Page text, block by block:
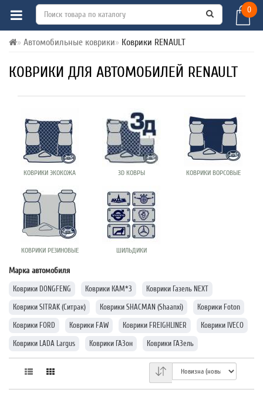
0
Автомобильные коврики Коврики RENAULT
КОВРИКИ ДЛЯ АВТОМОБИЛЕЙ RENAULT
КОВРИКИ ЭКОКОЖА 3D КОВРЫ КОВРИКИ ВОРСОВЫЕ
КОВРИКИ РЕЗИНОВЫЕ ШИЛЬДИКИ
Марка автомобиля
Коврики DONGFENG Коврики КАМ*З Коврики Газель NEXT
Коврики SITRAK (Ситрак) Коврики SHACMAN (Shaanxi) Коврики Foton
Коврики FORD Коврики FAW Коврики FREIGHLINER Коврики IVECO
Коврики LADA Largus Коврики ГАЗон Коврики ГАЗель
Коврики SCANIA
Коврики для DAF